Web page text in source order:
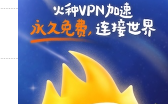
反对
反对[0]